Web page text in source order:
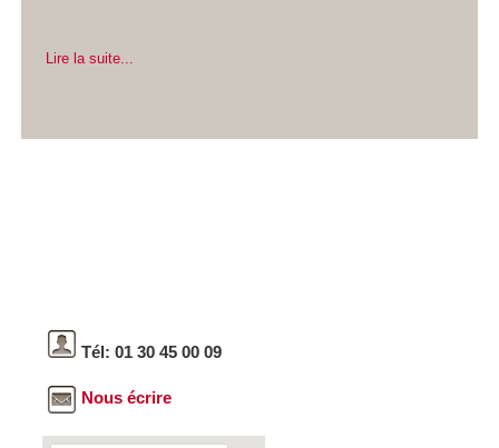
Lire la suite...
Tél: 01 30 45 00 09
Nous écrire